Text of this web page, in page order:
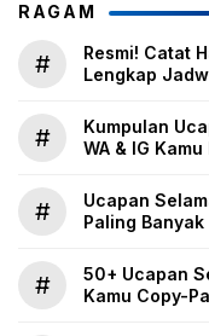
RAGAM
#
Resmi! Catat
Lengkap
#
Kumpulan
WA & IG
#
Ucapan
Paling Banyak
#
50+ Ucapan
Kamu Copy-